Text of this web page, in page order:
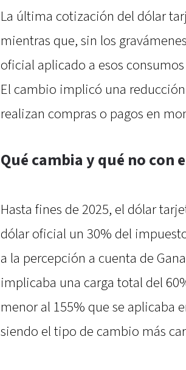
La última cotización del dólar
mientras que, sin los
oficial aplicado a esos
El cambio implicó una
realizan compras o pagos en
Qué cambia y qué no con
Hasta fines de 2025, el dólar
dólar oficial un 30% del
a la percepción a cuenta de
implicaba una carga total del
menor al 155% que se aplicaba
siendo el tipo de cambio más